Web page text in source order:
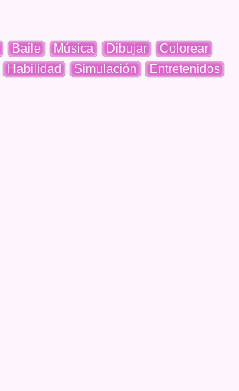
Baile Música Dibujar
Colorear
Habilidad Simulación
Entretenidos